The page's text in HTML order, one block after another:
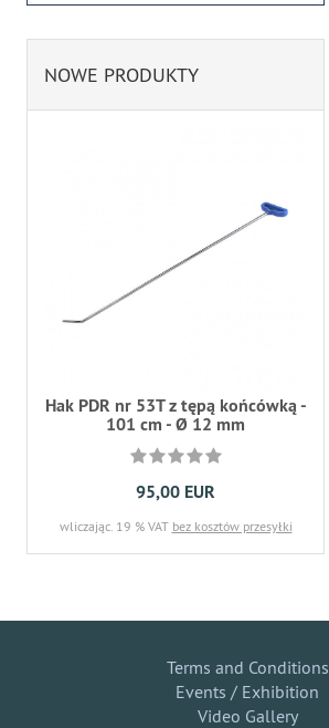
NOWE PRODUKTY
Hak PDR nr 53T z tępą końcówką -
101 cm - Ø 12 mm
95,00 EUR
wliczając. 19 % VAT bez kosztów przesyłki
Terms and Conditions
Events / Exhibition
Video Gallery